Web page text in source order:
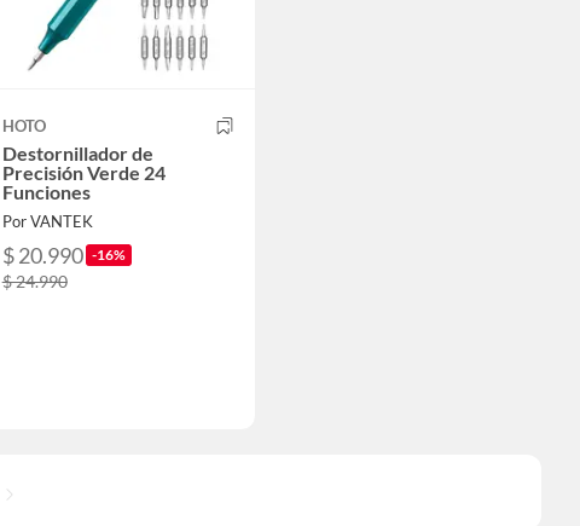
HOTO
Destornillador de
Precisión Verde 24
Funciones
Por VANTEK
$ 20.990 -16%
$ 24.990